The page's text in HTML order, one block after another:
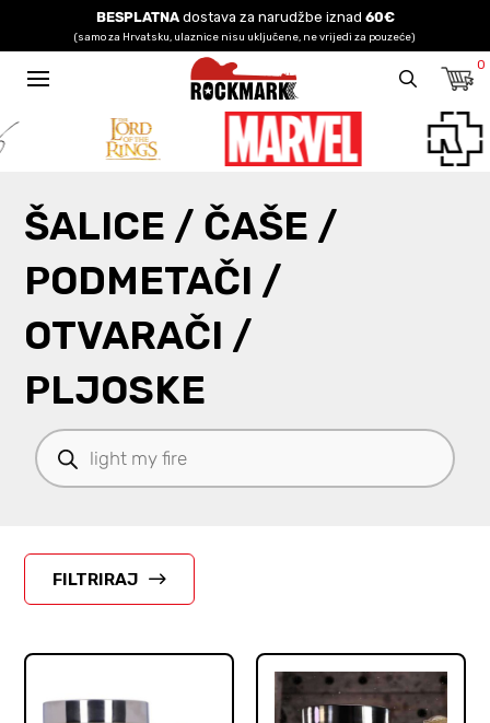
BESPLATNAdostava za narudžbe iznad 60€
(samo za Hrvatsku, ulaznice nisu uključene, ne vrijedi za pouzeće)
0
ŠALICE / ČAŠE /
PODMETAČI /
OTVARAČI /
PLJOSKE
Products
search
FILTRIRAJ